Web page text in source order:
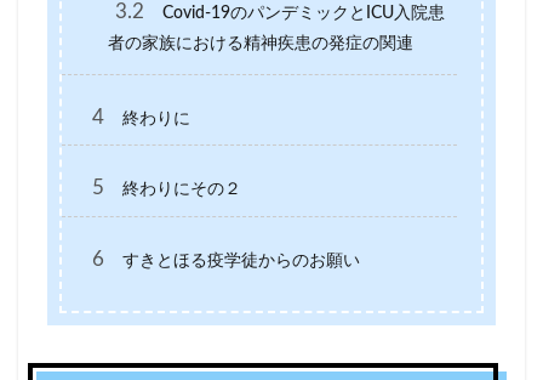
3.2
Covid-19のパンデミックとICU入院患
者の家族における精神疾患の発症の関連
4 終わりに
5 終わりにその２
6 すきとほる疫学徒からのお願い